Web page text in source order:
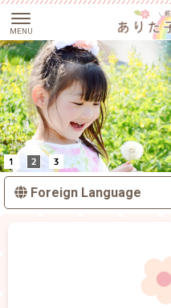
Foreign Language